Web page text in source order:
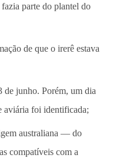
parte do plantel do
de que o irerê estava
de junho. Porém, um dia
aviária foi identificada;
australiana — do
compatíveis com a